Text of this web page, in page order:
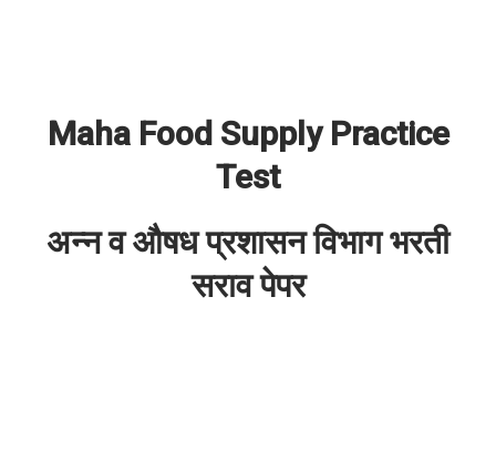
Maha Food Supply Practice
Test
अन्न व औषध प्रशासन विभाग भरती
सराव पेपर